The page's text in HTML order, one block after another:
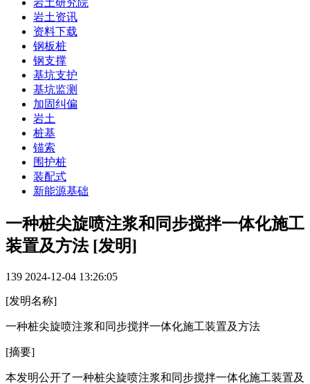
岩土研究院
岩土资讯
资料下载
钢板桩
钢支撑
基坑支护
基坑监测
加固纠偏
岩土
桩基
锚索
围护桩
装配式
新能源基础
一种桩尖旋喷注浆和同步搅拌一体化施工
装置及方法 [发明]
139 2024-12-04 13:26:05
[发明名称]
一种桩尖旋喷注浆和同步搅拌一体化施工装置及方法
[摘要]
本发明公开了一种桩尖旋喷注浆和同步搅拌一体化施工装置及